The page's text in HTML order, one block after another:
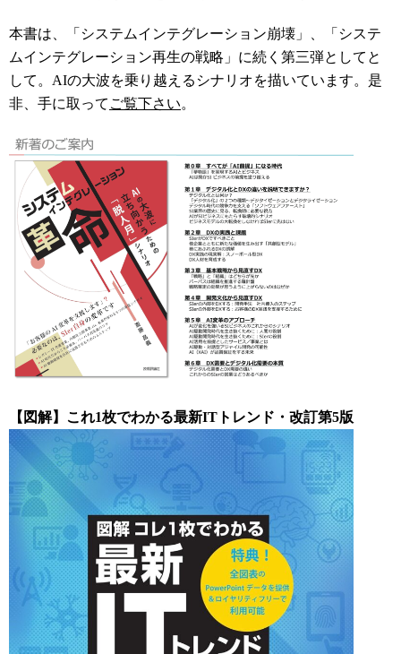
本書は、「システムインテグレーション崩壊」、「システ
ムインテグレーション再生の戦略」に続く第三弾としてと
して。AIの大波を乗り越えるシナリオを描いています。是
非、手に取って ご覧下さい。
【図解】これ1枚でわかる最新ITトレンド・改訂第5版